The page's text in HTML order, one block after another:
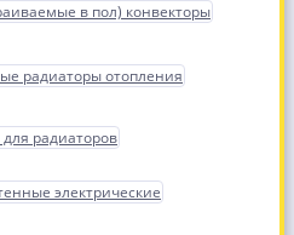
в пол) конвекторы
радиаторы отопления
радиаторов
электрические